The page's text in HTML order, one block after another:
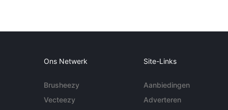
Ons Netwerk
Brusheezy
Vecteezy
Site-Links
Aanbiedingen
Adverteren